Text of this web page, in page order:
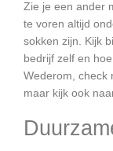
Zie je een ander
te voren altijd
sokken zijn. Kijk
bedrijf zelf en
Wederom, check
maar kijk ook